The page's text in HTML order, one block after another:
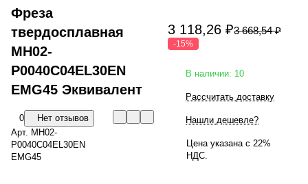
Фреза
твердосплавная
MH02-
P0040C04EL30EN
EMG45 Эквивалент
0
Нет отзывов
Арт. MH02-
P0040C04EL30EN
EMG45
3 118,26 ₽3 668,54 ₽
-15%
В наличии: 10
Рассчитать доставку
Нашли дешевле?
Цена указана с 22%
НДС.